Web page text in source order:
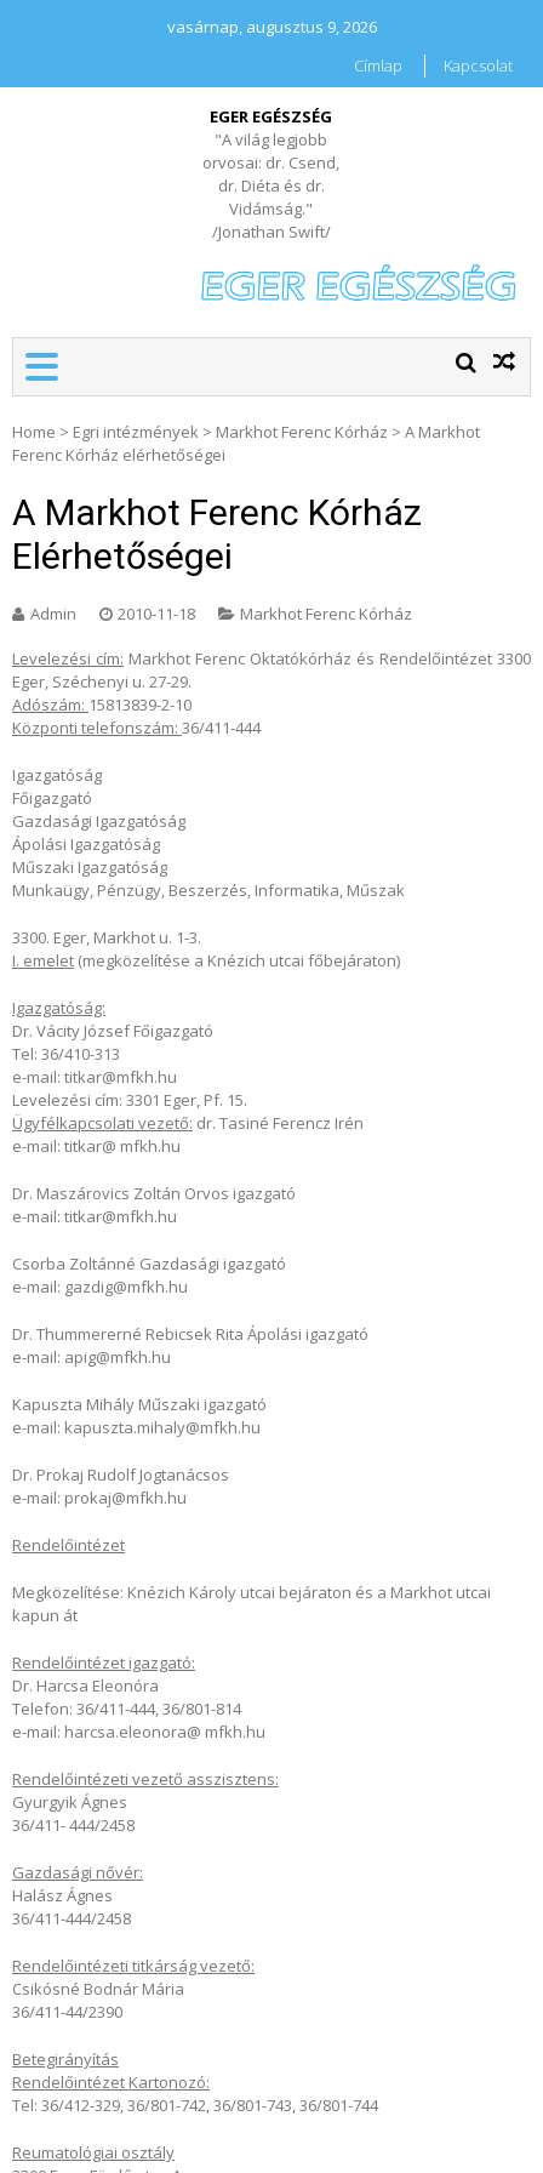
vasárnap, augusztus 9, 2026
Címlap
Kapcsolat
EGER EGÉSZSÉG
"A világ legjobb
orvosai: dr. Csend,
dr. Diéta és dr.
Vidámság."
/Jonathan Swift/
Home > Egri intézmények > Markhot Ferenc Kórház > A Markhot
Ferenc Kórház elérhetőségei
A Markhot Ferenc Kórház
Elérhetőségei
Admin 2010-11-18 Markhot Ferenc Kórház
Levelezési cím: Markhot Ferenc Oktatókórház és Rendelőintézet 3300
Eger, Széchenyi u. 27-29.
Adószám: 15813839-2-10
Központi telefonszám: 36/411-444
Igazgatóság
Főigazgató
Gazdasági Igazgatóság
Ápolási Igazgatóság
Műszaki Igazgatóság
Munkaügy, Pénzügy, Beszerzés, Informatika, Műszak
3300. Eger, Markhot u. 1-3.
I. emelet (megközelítése a Knézich utcai főbejáraton)
Igazgatóság:
Dr. Vácity József Főigazgató
Tel: 36/410-313
e-mail: titkar@mfkh.hu
Levelezési cím: 3301 Eger, Pf. 15.
Ügyfélkapcsolati vezető: dr. Tasiné Ferencz Irén
e-mail: titkar@ mfkh.hu
Dr. Maszárovics Zoltán Orvos igazgató
e-mail: titkar@mfkh.hu
Csorba Zoltánné Gazdasági igazgató
e-mail: gazdig@mfkh.hu
Dr. Thummererné Rebicsek Rita Ápolási igazgató
e-mail: apig@mfkh.hu
Kapuszta Mihály Műszaki igazgató
e-mail: kapuszta.mihaly@mfkh.hu
Dr. Prokaj Rudolf Jogtanácsos
e-mail: prokaj@mfkh.hu
Rendelőintézet
Megközelítése: Knézich Károly utcai bejáraton és a Markhot utcai
kapun át
Rendelőintézet igazgató:
Dr. Harcsa Eleonóra
Telefon: 36/411-444, 36/801-814
e-mail: harcsa.eleonora@ mfkh.hu
Rendelőintézeti vezető asszisztens:
Gyurgyik Ágnes
36/411- 444/2458
Gazdasági nővér:
Halász Ágnes
36/411-444/2458
Rendelőintézeti titkárság vezető:
Csikósné Bodnár Mária
36/411-44/2390
Betegirányítás
Rendelőintézet Kartonozó:
Tel: 36/412-329, 36/801-742, 36/801-743, 36/801-744
Reumatológiai osztály